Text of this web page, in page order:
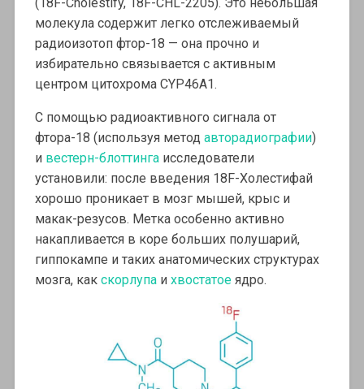
(18F-Cholestify, 18F-CHL-2205). Это небольшая
молекула содержит легко отслеживаемый
радиоизотоп фтор-18 — она прочно и
избирательно связывается с активным
центром цитохрома CYP46A1.
С помощью радиоактивного сигнала от
фтора-18 (используя метод авторадиографии)
и вестерн-блоттингаисследователи
установили: после введения 18F-Холестифай
хорошо проникает в мозг мышей, крыс и
макак-резусов. Метка особенно активно
накапливается в коре больших полушарий,
гиппокампе и таких анатомических структурах
мозга, как скорлупаи хвостатоеядро.